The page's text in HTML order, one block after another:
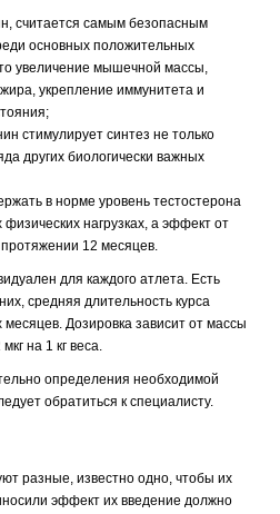
считается самым безопасным
основных положительных
увеличение мышечной массы,
укрепление иммунитета и
стимулирует синтез не только
других биологически важных
в норме уровень тестостерона
нагрузках, а эффект от
12 месяцев.
для каждого атлета. Есть
средняя длительность курса
месяцев. Дозировка зависит от массы
на 1 кг веса.
определения необходимой
обратиться к специалисту.
разные, известно одно, чтобы их
эффект их введение должно